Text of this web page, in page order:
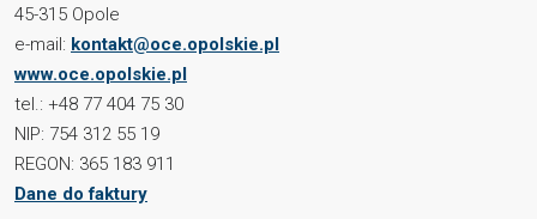
45-315 Opole
e-mail: kontakt@oce.opolskie.pl
www.oce.opolskie.pl
tel.: +48 77 404 75 30
NIP: 754 312 55 19
REGON: 365 183 911
Dane do faktury